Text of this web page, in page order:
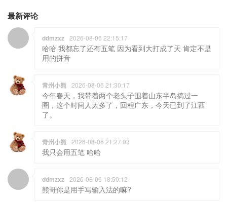
最新评论
ddmzxz 2026-08-06 22:15:17
哈哈 我都忘了还有五笔 因为看到大打成了天 肯定不是
用的拼音
青州小熊 2026-08-06 21:30:17
今年春天，我带着两个老头子围着山东半岛搞过一
圈，这个时间人太多了，回程广东，今天已到了江西
了。
青州小熊 2026-08-06 21:27:03
我只会用五笔 哈哈
ddmzxz 2026-08-06 18:50:12
熊哥你是用手写输入法的嘛?